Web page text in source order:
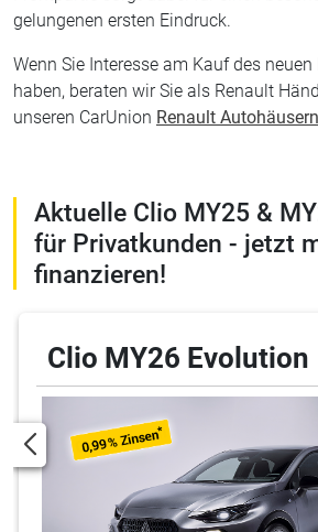
gelungenen ersten Eindruck.
Wenn Sie Interesse am Kauf des neuen
haben, beraten wir Sie als Renault
unseren CarUnion Renault Autohäusern
Aktuelle Clio MY25 &
für Privatkunden - jetzt
finanzieren!
Clio MY26 Evolution